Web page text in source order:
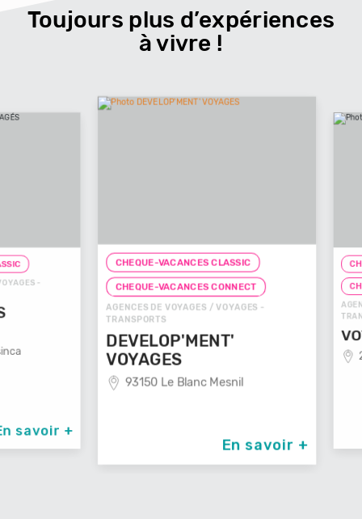
Toujours plus d’expériences
à vivre !
-
+
CHEQUE-VACANCES CLASSIC
CHEQUE-VACANCES CONNECT
AGENCES DE VOYAGES / VOYAGES -
TRANSPORTS
DEVELOP'MENT'
VOYAGES
93150 Le Blanc Mesnil
En savoir +
AGENCES